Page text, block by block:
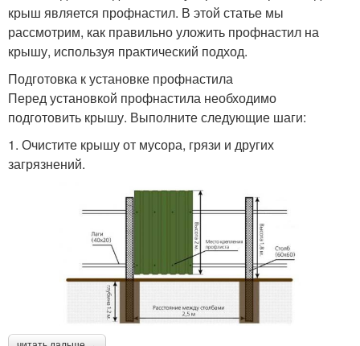
крыш является профнастил. В этой статье мы
рассмотрим, как правильно уложить профнастил на
крышу, используя практический подход.
Подготовка к установке профнастила
Перед установкой профнастила необходимо
подготовить крышу. Выполните следующие шаги:
1. Очистите крышу от мусора, грязи и других
загрязнений.